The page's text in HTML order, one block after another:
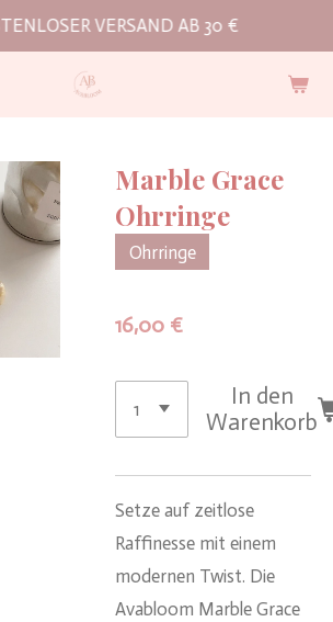
VERSAND AB 30 €
Marble Grace
Ohrringe
Ohrringe
16,00 €
In den
Warenkorb
Setze auf zeitlose
Raffinesse mit einem
modernen Twist. Die
Avabloom Marble Grace